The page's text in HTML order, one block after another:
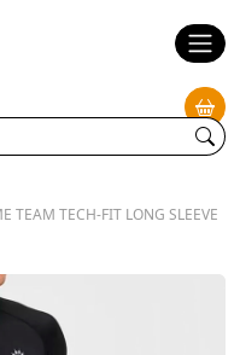
TECH-FIT LONG SLEEVE